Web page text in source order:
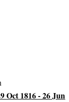
Oct 1816 - 26 Jun